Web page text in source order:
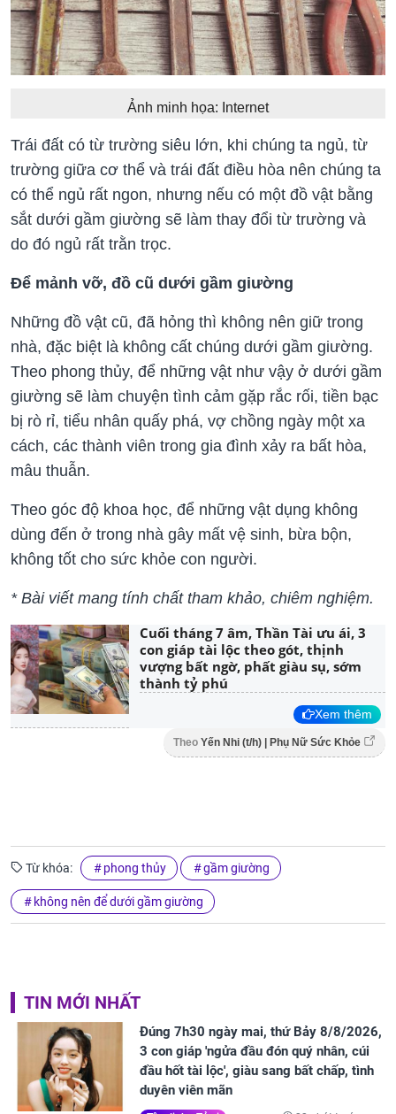
Ảnh minh họa: Internet
Trái đất có từ trường siêu lớn, khi chúng ta ngủ, từ
trường giữa cơ thể và trái đất điều hòa nên chúng ta
có thể ngủ rất ngon, nhưng nếu có một đồ vật bằng
sắt dưới gầm giường sẽ làm thay đổi từ trường và
do đó ngủ rất trằn trọc.
Để mảnh vỡ, đồ cũ dưới gầm giường
Những đồ vật cũ, đã hỏng thì không nên giữ trong
nhà, đặc biệt là không cất chúng dưới gầm giường.
Theo phong thủy, để những vật như vậy ở dưới gầm
giường sẽ làm chuyện tình cảm gặp rắc rối, tiền bạc
bị rò rỉ, tiểu nhân quấy phá, vợ chồng ngày một xa
cách, các thành viên trong gia đình xảy ra bất hòa,
mâu thuẫn.
Theo góc độ khoa học, để những vật dụng không
dùng đến ở trong nhà gây mất vệ sinh, bừa bộn,
không tốt cho sức khỏe con người.
* Bài viết mang tính chất tham khảo, chiêm nghiệm.
Cuối tháng 7 âm, Thần Tài ưu ái, 3
con giáp tài lộc theo gót, thịnh
vượng bất ngờ, phất giàu sụ, sớm
thành tỷ phú
Xem thêm
Theo Yến Nhi (t/h) | Phụ Nữ Sức Khỏe
Từ khóa: phong thủy gầm giường
không nên để dưới gầm giường
TIN MỚI NHẤT
Đúng 7h30 ngày mai, thứ Bảy 8/8/2026,
3 con giáp 'ngửa đầu đón quý nhân, cúi
đầu hốt tài lộc', giàu sang bất chấp, tình
duyên viên mãn